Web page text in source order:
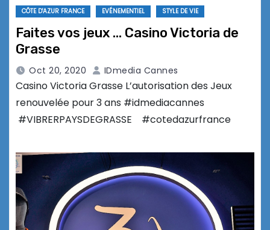
CÔTE D'AZUR FRANCE EVÉNEMENTIEL STYLE DE VIE
Faites vos jeux … Casino Victoria de
Grasse
Oct 20, 2020 IDmedia Cannes
Casino Victoria Grasse L’autorisation des Jeux
renouvelée pour 3 ans #idmediacannes
#VIBRERPAYSDEGRASSE #cotedazurfrance